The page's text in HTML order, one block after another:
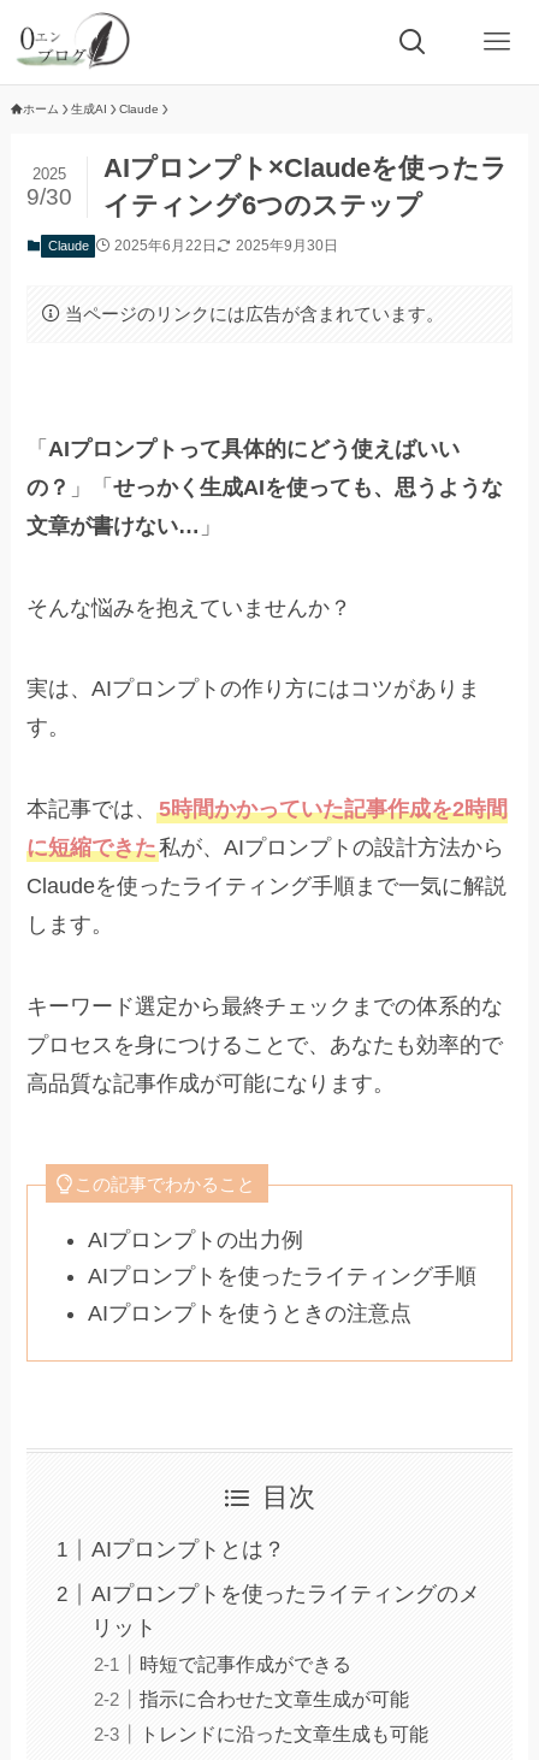
ホーム 生成AI Claude
AIプロンプト×Claudeを使ったラ
イティング6つのステップ
2025
9/30
Claude 2025年6月22日 2025年9月30日
当ページのリンクには広告が含まれています。
「 AIプロンプトって具体的にどう使えばいい
の？ 」「せっかく生成AIを使っても、思うような
文章が書けない… 」
そんな悩みを抱えていませんか？
実は、AIプロンプトの作り方にはコツがありま
す。
本記事では、5時間かかっていた記事作成を2時間
に短縮できた私が、AIプロンプトの設計方法から
Claudeを使ったライティング手順まで一気に解説
します。
キーワード選定から最終チェックまでの体系的な
プロセスを身につけることで、あなたも効率的で
高品質な記事作成が可能になります。
この記事でわかること
AIプロンプトの出力例
AIプロンプトを使ったライティング手順
AIプロンプトを使うときの注意点
目次
AIプロンプトとは？
AIプロンプトを使ったライティングのメ
リット
時短で記事作成ができる
指示に合わせた文章生成が可能
トレンドに沿った文章生成も可能